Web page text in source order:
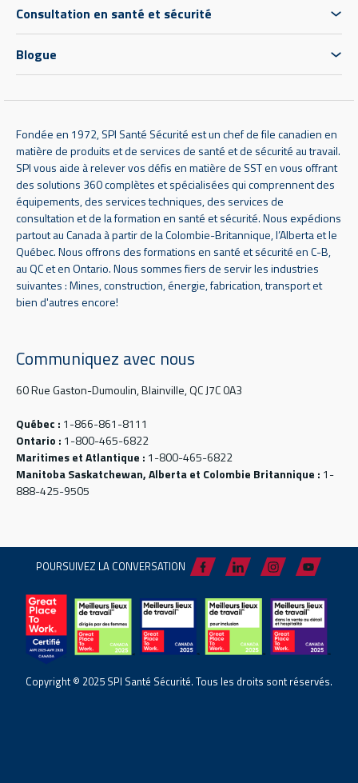
Consultation en santé et sécurité
Blogue
Fondée en 1972, SPI Santé Sécurité est un chef de file canadien en
matière de produits et de services de santé et de sécurité au travail.
SPI vous aide à relever vos défis en matière de SST en vous offrant
des solutions 360 complètes et spécialisées qui comprennent des
équipements, des services techniques, des services de
consultation et de la formation en santé et sécurité. Nous expédions
partout au Canada à partir de la Colombie-Britannique, l’Alberta et le
Québec. Nous offrons des formations en santé et sécurité en C-B,
au QC et en Ontario. Nous sommes fiers de servir les industries
suivantes : Mines, construction, énergie, fabrication, transport et
bien d'autres encore!
Communiquez avec nous
60 Rue Gaston-Dumoulin, Blainville, QC J7C 0A3
Québec : 1-866-861-8111
Ontario : 1-800-465-6822
Maritimes et Atlantique : 1-800-465-6822
Manitoba Saskatchewan, Alberta et Colombie Britannique : 1-
888-425-9505
POURSUIVEZ LA CONVERSATION
Copyright © 2025 SPI Santé Sécurité. Tous les droits sont réservés.